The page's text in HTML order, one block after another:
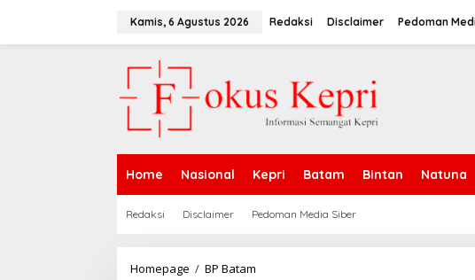
Kamis, 6 Agustus 2026 Redaksi Disclaimer Pedoman
Home Nasional Kepri Batam Bintan Natuna
Redaksi Disclaimer Pedoman Media Siber
Homepage / BP Batam